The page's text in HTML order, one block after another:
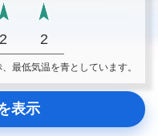
2 2
最低気温を青としています。
表示